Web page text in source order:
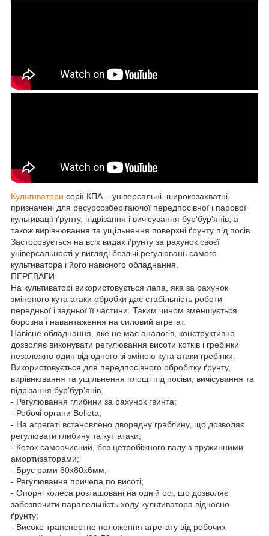
Культиватори серії КПА – універсальні, широкозахватні,
призначені для ресурсозберігаючої передпосівної і парової
культивації ґрунту, підрізання і вичісування бур'бур'янів, а
також вирівнювання та ущільнення поверхні ґрунту під посів.
Застосовується на всіх видах ґрунту за рахунок своєї
універсальності у вигляді безлічі регулювань самого
культиватора і його навісного обладнання.
ПЕРЕВАГИ
На культиваторі використовується лапа, яка за рахунок
зміненого кута атаки обробки дає стабільність роботи
передньої і задньої її частини. Таким чином зменшується
борозна і навантаження на силовий агрегат.
Навісне обладнання, яке не має аналогів, конструктивно
дозволяє виконувати регулювання висоти котків і гребінки
незалежно один від одного зі зміною кута атаки гребінки.
Використовується для передпосівного обробітку ґрунту,
вирівнювання та ущільнення площі під посіви, вичісування та
підрізання бур'бур'янів.
- Регулювання глибини за рахунок гвинта;
- Робочі органи Bellota;
- На агрегаті встановлено дворядну граблину, що дозволяє
регулювати глибину та кут атаки;
- Коток самоочисний, без цетробіжного валу з пружинними
амортизаторами;
- Брус рами 80х80х6мм;
- Регулювання причепа по висоті;
- Опорні колеса розташовані на одній осі, що дозволяє
забезпечити паралельність ходу культиватора відносно
ґрунту;
- Високе транспортне положення агрегату від робочих